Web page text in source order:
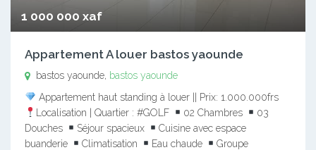
1 000 000 xaf
Appartement A louer bastos yaounde
bastos yaounde, bastos yaounde
Appartement haut standing à louer || Prix: 1.000.000frs
Localisation | Quartier : #GOLF
02 Chambres
03
Douches
Séjour spacieux
Cuisine avec espace
buanderie
Climatisation Eau chaude
Groupe